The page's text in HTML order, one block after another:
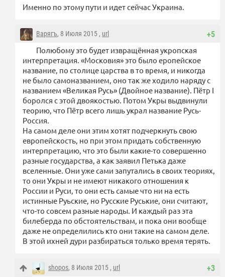
Именно по этому пути и идет сейчас Украина.
+5
Варягъ, 8 Июля 2015 , url
Полюбому это будет извращённая укропская
интерпретация. «Московия» это было еропейское
название, по столице царства в то время, и никогда
не было самоназванием, оно так же ходило наряду с
названием «Великая Русь» (Двойное название). Пётр I
боролся с этой двоякостью. Потом Укры выдвинули
теорию, что Пётр всего лишь украл название Русь-
Россия.
На самом деле они этим хотят подчеркнуть свою
европейскость, но при этом придать собственную
интерпретацию, что это были какие-то совершенно
разные государства, а как заявил Петька даже
вселенные. Они уже сами запутались в своих теориях,
то они Укры и не имеют никакого отношения к
России и Руси, то они есть самые что ни на есть
истинные Руьские, но Русские Руськие, они считают,
что-то совсем разные народы. И каждый раз эта
билеберда по обстоятельствам, и пока они вообще
даже не определились кто они такие на самом деле.
В этой ихней дури разбираться только время терять.
+3
shopos, 8 Июля 2015 , url